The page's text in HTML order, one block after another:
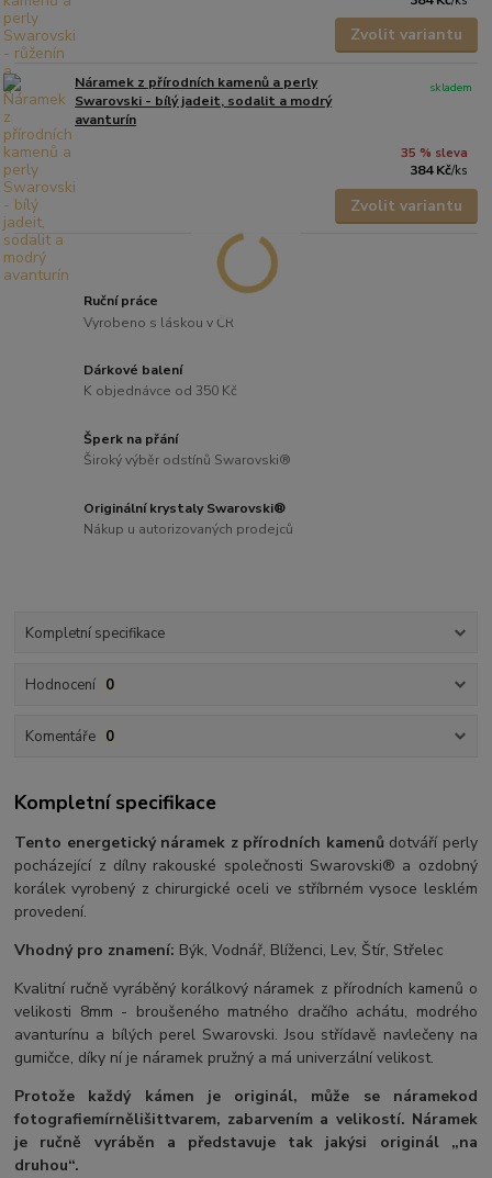
Zvolit variantu
Náramek z přírodních kamenů a perly
Swarovski - bílý jadeit, sodalit a modrý
avanturín
35 % sleva
384 Kč/ks
skladem
Zvolit variantu
Ruční práce
Vyrobeno s láskou v ČR
Dárkové balení
K objednávce od 350 Kč
Šperk na přání
Široký výběr odstínů Swarovski®
Originální krystaly Swarovski®
Nákup u autorizovaných prodejců
Kompletní specifikace
Hodnocení 0
Komentáře 0
Kompletní specifikace
Tento energetický náramek z přírodních kamenů dotváří perly
pocházející z dílny rakouské společnosti Swarovski® a ozdobný
korálek vyrobený z chirurgické oceli ve stříbrném vysoce lesklém
provedení.
Vhodný pro znamení: Býk, Vodnář, Blíženci, Lev, Štír, Střelec
Kvalitní ručně vyráběný korálkový náramek z přírodních kamenů o
velikosti 8mm - broušeného matného dračího achátu, modrého
avanturínu a bílých perel Swarovski. Jsou střídavě navlečeny na
gumičce, díky ní je náramek pružný a má univerzální velikost.
Protože každý kámen je originál, může se náramekod
fotografiemírnělišittvarem, zabarvením a velikostí. Náramek
je ručně vyráběn a představuje tak jakýsi originál „na
druhou“.